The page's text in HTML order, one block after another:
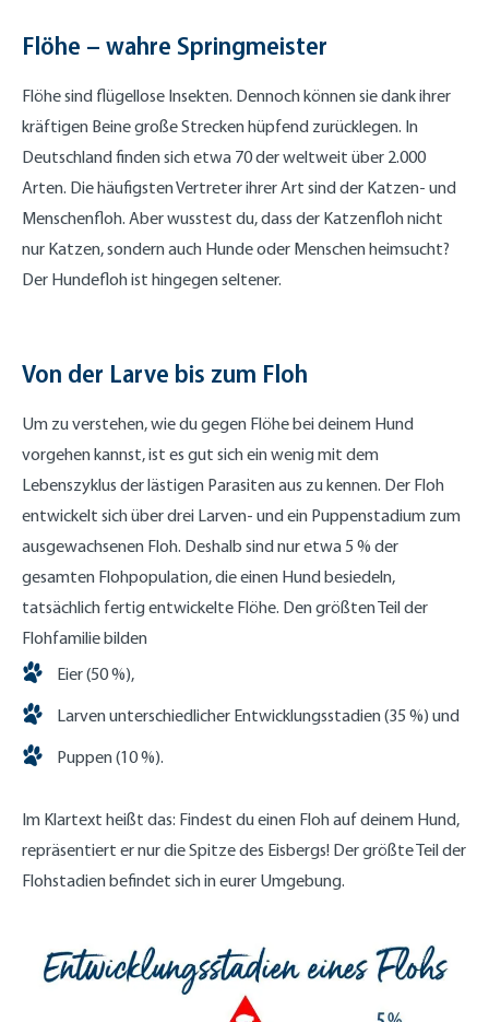
Flöhe – wahre Springmeister
Flöhe sind flügellose Insekten. Dennoch können sie dank ihrer
kräftigen Beine große Strecken hüpfend zurücklegen. In
Deutschland finden sich etwa 70 der weltweit über 2.000
Arten. Die häufigsten Vertreter ihrer Art sind der Katzen- und
Menschenfloh. Aber wusstest du, dass der Katzenfloh nicht
nur Katzen, sondern auch Hunde oder Menschen heimsucht?
Der Hundefloh ist hingegen seltener.
Von der Larve bis zum Floh
Um zu verstehen, wie du gegen Flöhe bei deinem Hund
vorgehen kannst, ist es gut sich ein wenig mit dem
Lebenszyklus der lästigen Parasiten aus zu kennen. Der Floh
entwickelt sich über drei Larven- und ein Puppenstadium zum
ausgewachsenen Floh. Deshalb sind nur etwa 5 % der
gesamten Flohpopulation, die einen Hund besiedeln,
tatsächlich fertig entwickelte Flöhe. Den größten Teil der
Flohfamilie bilden
Eier (50 %),
Larven unterschiedlicher Entwicklungsstadien (35 %) und
Puppen (10 %).
Im Klartext heißt das: Findest du einen Floh auf deinem Hund,
repräsentiert er nur die Spitze des Eisbergs! Der größte Teil der
Flohstadien befindet sich in eurer Umgebung.